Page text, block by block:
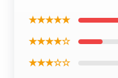
★★★★★
★★★★☆
★★★☆☆